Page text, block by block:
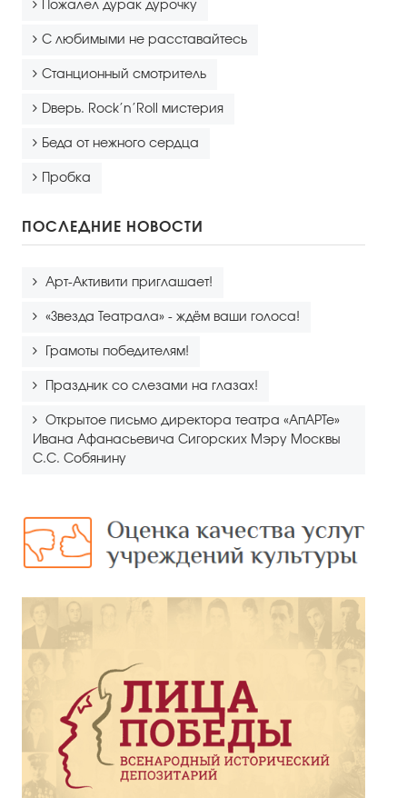
Пожалел дурак дурочку
С любимыми не расставайтесь
Станционный смотритель
Dверь. Rock’n’Roll мистерия
Беда от нежного сердца
Пробка
ПОСЛЕДНИЕ НОВОСТИ
Арт-Активити приглашает!
«Звезда Театрала» - ждём ваши голоса!
Грамоты победителям!
Праздник со слезами на глазах!
Открытое письмо директора театра «АпАРТе»
Ивана Афанасьевича Сигорских Мэру Москвы
С.С. Собянину